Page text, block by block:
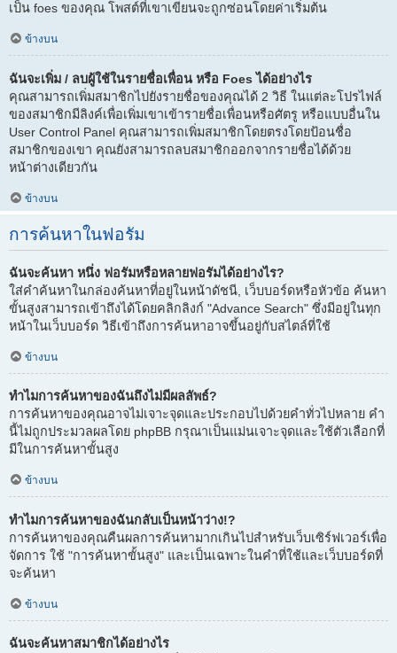
เป็น foes ของคุณ โพสต์ที่เขาเขียนจะถูกซ่อนโดยค่าเริ่มต้น
ข้างบน
ฉันจะเพิ่ม / ลบผู้ใช้ในรายชื่อเพื่อน หรือ Foes ได้อย่างไร
คุณสามารถเพิ่มสมาชิกไปยังรายชื่อของคุณได้ 2 วิธี ในแต่ละโปรไฟล์
ของสมาชิกมีลิงค์เพื่อเพิ่มเขาเข้ารายชื่อเพื่อนหรือศัตรู หรือแบบอื่นใน
User Control Panel คุณสามารถเพิ่มสมาชิกโดยตรงโดยป้อนชื่อ
สมาชิกของเขา คุณยังสามารถลบสมาชิกออกจากรายชื่อได้ด้วย
หน้าต่างเดียวกัน
ข้างบน
การค้นหาในฟอรัม
ฉันจะค้นหา หนึ่ง ฟอรัมหรือหลายฟอรัมได้อย่างไร?
ใส่คำค้นหาในกล่องค้นหาที่อยู่ในหน้าดัชนี, เว็บบอร์ดหรือหัวข้อ ค้นหา
ขั้นสูงสามารถเข้าถึงได้โดยคลิกลิงก์ "Advance Search" ซึ่งมีอยู่ในทุก
หน้าในเว็บบอร์ด วิธีเข้าถึงการค้นหาอาจขึ้นอยู่กับสไตล์ที่ใช้
ข้างบน
ทำไมการค้นหาของฉันถึงไม่มีผลลัพธ์?
การค้นหาของคุณอาจไม่เจาะจุดและประกอบไปด้วยคำทั่วไปหลาย คำ
นี้ไม่ถูกประมวลผลโดย phpBB กรุณาเป็นแม่นเจาะจุดและใช้ตัวเลือกที่
มีในการค้นหาขั้นสูง
ข้างบน
ทำไมการค้นหาของฉันกลับเป็นหน้าว่าง!?
การค้นหาของคุณคืนผลการค้นหามากเกินไปสำหรับเว็บเซิร์ฟเวอร์เพื่อ
จัดการ ใช้ "การค้นหาขั้นสูง" และเป็นเฉพาะในคำที่ใช้และเว็บบอร์ดที่
จะค้นหา
ข้างบน
ฉันจะค้นหาสมาชิกได้อย่างไร